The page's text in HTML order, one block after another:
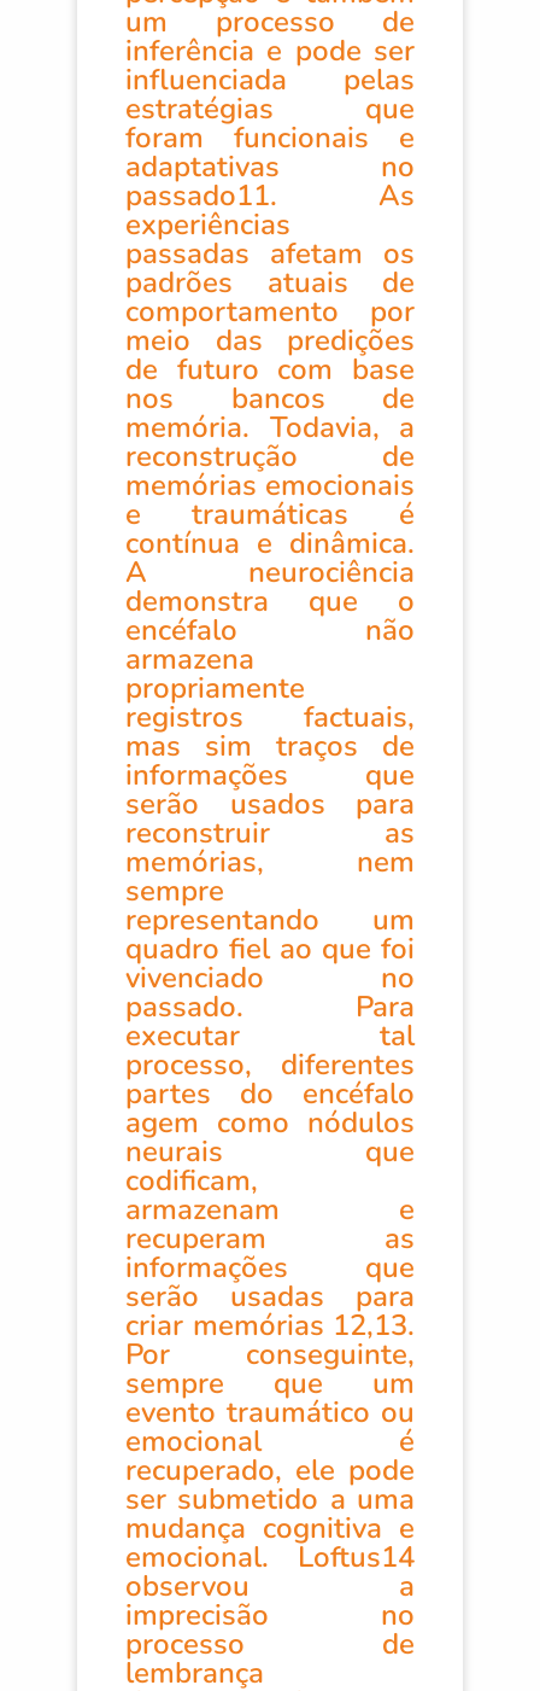
um processo de
inferência e pode ser
influenciada pelas
estratégias que
foram funcionais e
adaptativas no
passado11. As
experiências
passadas afetam os
padrões atuais de
comportamento por
meio das predições
de futuro com base
nos bancos de
memória. Todavia, a
reconstrução de
memórias emocionais
e traumáticas é
contínua e dinâmica.
A neurociência
demonstra que o
encéfalo não
armazena
propriamente
registros factuais,
mas sim traços de
informações que
serão usados para
reconstruir as
memórias, nem
sempre
representando um
quadro fiel ao que foi
vivenciado no
passado. Para
executar tal
processo, diferentes
partes do encéfalo
agem como nódulos
neurais que
codificam,
armazenam e
recuperam as
informações que
serão usadas para
criar memórias 12,13.
Por conseguinte,
sempre que um
evento traumático ou
emocional é
recuperado, ele pode
ser submetido a uma
mudança cognitiva e
emocional. Loftus14
observou a
imprecisão no
processo de
lembrança